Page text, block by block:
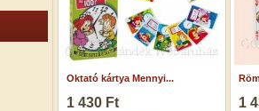
Oktató kártya Mennyi...
1 430 Ft 1